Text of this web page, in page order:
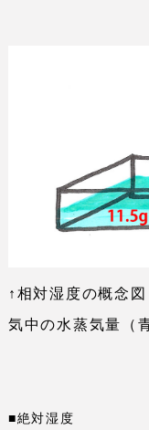
↑相対湿度の概念
気中の水蒸気量（
■絶対湿度